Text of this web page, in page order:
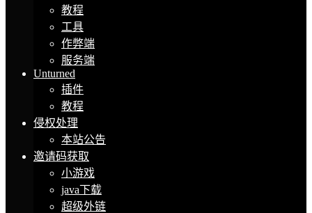
教程
工具
作弊端
服务端
Unturned
插件
教程
侵权处理
本站公告
邀请码获取
小游戏
java下载
超级外链